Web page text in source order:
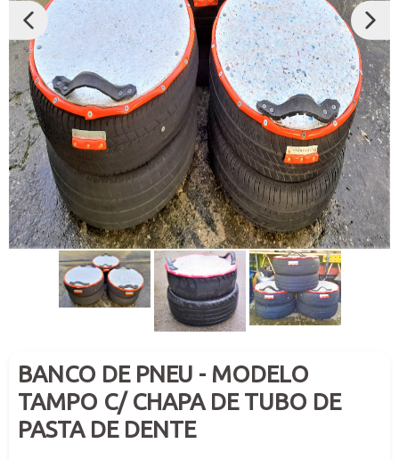
SLIDE
ANTERIOR
SLIDE
BANCO DE PNEU - MODELO
TAMPO C/ CHAPA DE TUBO DE
PASTA DE DENTE